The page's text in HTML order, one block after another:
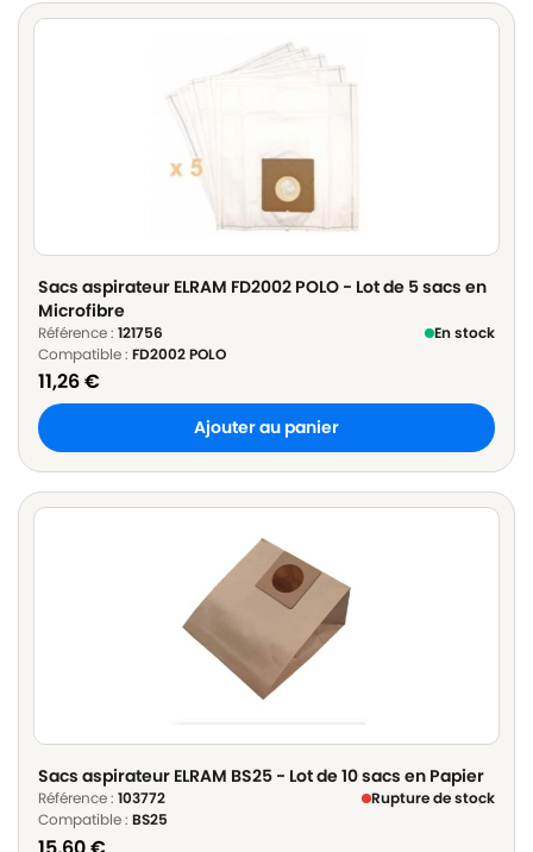
Sacs aspirateur ELRAM FD2002 POLO - Lot de 5 sacs en
Microfibre
Référence : 121756
En stock
Compatible : FD2002 POLO
11,26€
Ajouter au panier
Sacs aspirateur ELRAM BS25 - Lot de 10 sacs en Papier
Référence : 103772
Rupture de stock
Compatible : BS25